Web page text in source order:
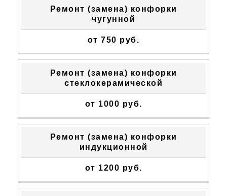
Ремонт (замена) конфорки
чугунной
от 750 руб.
Ремонт (замена) конфорки
стеклокерамической
от 1000 руб.
Ремонт (замена) конфорки
индукционной
от 1200 руб.